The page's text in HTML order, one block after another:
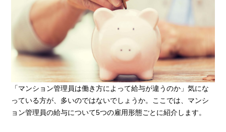
「マンション管理員は働き方によって給与が違うのか」気にな
っている方が、多いのではないでしょうか。ここでは、マンシ
ョン管理員の給与について5つの雇用形態ごとに紹介します。